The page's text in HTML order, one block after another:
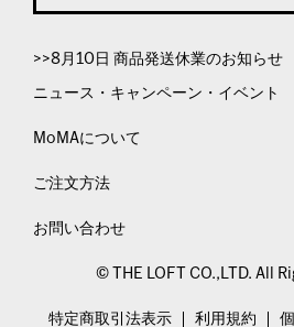
>>8月10日 商品発送休業のお知らせ
ニュース・キャンペーン・イベント
MoMAについて
ご注文方法
お問い合わせ
© THE LOFT CO.,LTD. All
特定商取引法表示 利用規約